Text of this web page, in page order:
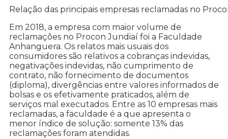
Relação das principais empresas reclamadas no
Em 2018, a empresa com maior volume de
reclamações no Procon Jundiaí foi a Faculdade
Anhanguera. Os relatos mais usuais dos
consumidores são relativos a cobranças indevidas,
negativações indevidas, não cumprimento de
contrato, não fornecimento de documentos
(diploma), divergências entre valores informados de
bolsas e os efetivamente praticados, além de
serviços mal executados. Entre as 10 empresas mais
reclamadas, a faculdade é a que apresenta o
menor índice de solução: somente 13% das
reclamações foram atendidas.